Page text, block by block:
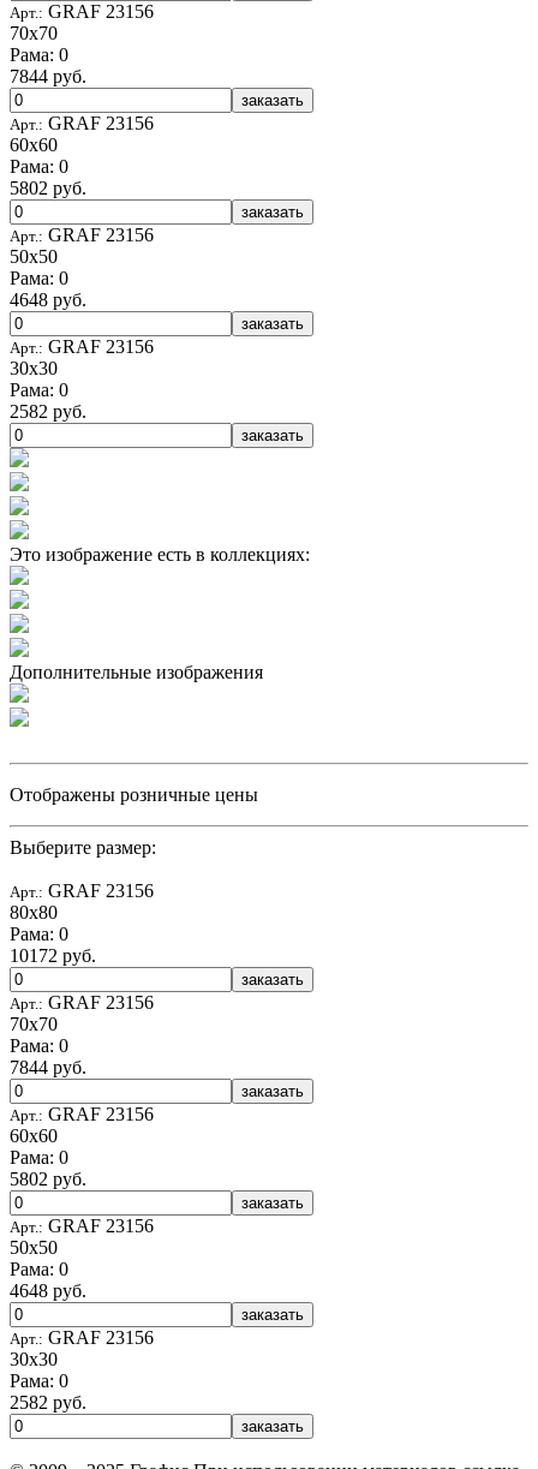
Арт.: GRAF 23156
70x70
Рама: 0
7844 руб.
заказать
Арт.: GRAF 23156
60x60
Рама: 0
5802 руб.
заказать
Арт.: GRAF 23156
50x50
Рама: 0
4648 руб.
заказать
Арт.: GRAF 23156
30x30
Рама: 0
2582 руб.
заказать
Это изображение есть в коллекциях:
Дополнительные изображения
Отображены розничные цены
Выберите размер:
Арт.: GRAF 23156
80x80
Рама: 0
10172 руб.
заказать
Арт.: GRAF 23156
70x70
Рама: 0
7844 руб.
заказать
Арт.: GRAF 23156
60x60
Рама: 0
5802 руб.
заказать
Арт.: GRAF 23156
50x50
Рама: 0
4648 руб.
заказать
Арт.: GRAF 23156
30x30
Рама: 0
2582 руб.
заказать